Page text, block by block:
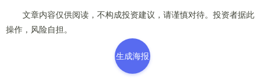
文章内容仅供阅读，不构成投资建议，请谨慎对待。投资者据此
操作，风险自担。
生成海报